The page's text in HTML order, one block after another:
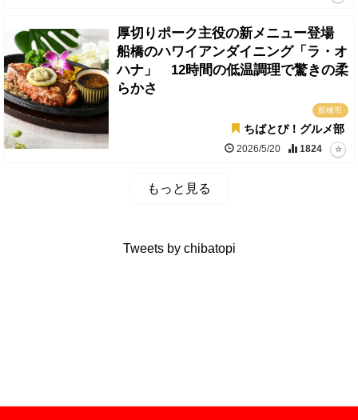
厚切りポーク主役の新メニュー登場
船橋のハワイアンダイニング「ラ・オ
ハナ」 12時間の低温調理で驚きの柔
らかさ
船橋市
ちばとぴ！グルメ部
2026/5/20 1824
もっと見る
Tweets by chibatopi